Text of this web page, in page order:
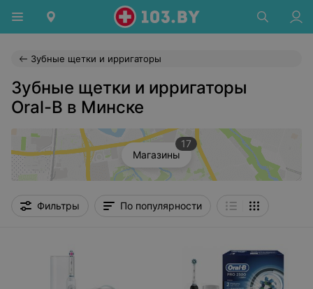
Зубные щетки и ирригаторы
Зубные щетки и ирригаторы
Oral-B в Минске
Магазины
17
Фильтры По популярности